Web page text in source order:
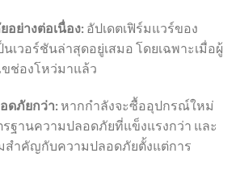
ย่างต่อเนื่อง: อัปเดตเฟิร์มแวร์ของ
เวอร์ชันล่าสุดอยู่เสมอ โดยเฉพาะเมื่อผู้
ช่องโหว่มาแล้ว
ดภัยกว่า: หากกำลังจะซื้ออุปกรณ์ใหม่
ฐานความปลอดภัยที่แข็งแรงกว่า และ
สำคัญกับความปลอดภัยตั้งแต่การ